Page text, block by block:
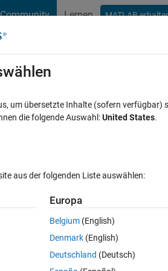
Community Lernen MATLAB
Durchsuchen
using response
model and I want to compare it with a
um übersetzte Inhalte (sofern
die folgende Auswahl:United States.
aus der folgenden Liste auswählen:
Europa
Belgium (English)
Denmark (English)
Deutschland (Deutsch)